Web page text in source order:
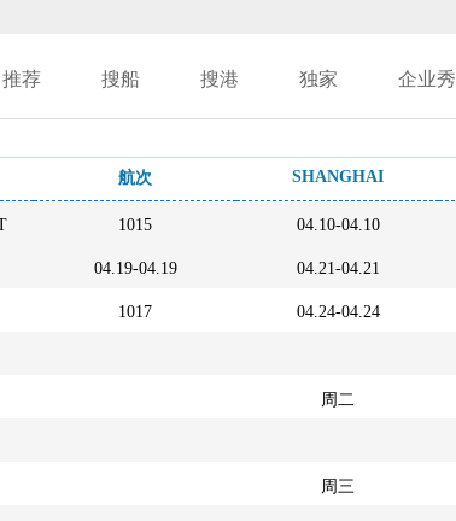
推荐 搜船 搜港 独家 企业秀
航次 SHANGHAI
1015 04.10-04.10
04.19-04.19 04.21-04.21
1017 04.24-04.24
周二
周三